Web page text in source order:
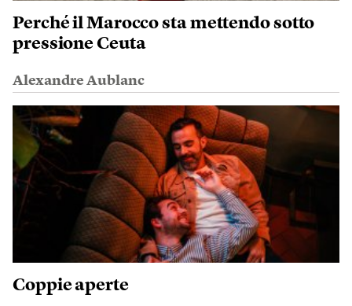
Perché il Marocco sta mettendo sotto
pressione Ceuta
Alexandre Aublanc
Coppie aperte